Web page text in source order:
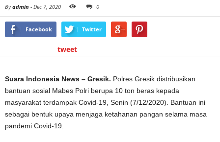
Byadmin - Dec 7, 2020 0
Facebook Twitter
tweet
Suara Indonesia News – Gresik. Polres Gresik distribusikan
bantuan sosial Mabes Polri berupa 10 ton beras kepada
masyarakat terdampak Covid-19, Senin (7/12/2020). Bantuan ini
sebagai bentuk upaya menjaga ketahanan pangan selama masa
pandemi Covid-19.